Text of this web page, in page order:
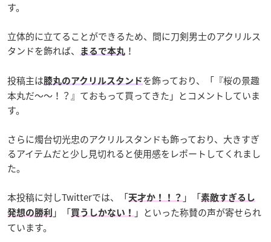
す。
立体的に立てることができるため、間に刀剣男士のアクリルス
タンドを飾れば、
まるで本丸 ！
投稿主は膝丸のアクリルスタンドを飾っており、「『桜の景趣
本丸だ〜〜！？』ておもって買ってきた」とコメントしていま
す。
さらに燭台切光忠のアクリルスタンドも飾っており、大きすぎ
るアイテムだと少し見切れると使用感をレポートしてくれまし
た。
本投稿に対しTwitterでは、「天才か！！？ 」「素敵すぎるし
発想の勝利 」「買うしかない！
」といった称賛の声が寄せられ
ています。